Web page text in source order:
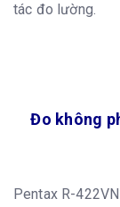
tác đo lường.
Đo không
Pentax R-